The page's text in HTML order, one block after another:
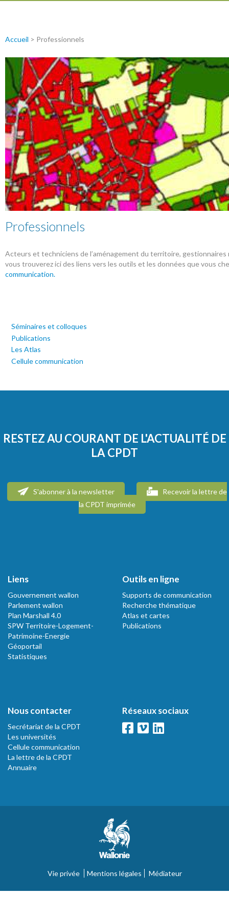
Séminaires et colloques
Publications
Les Atlas
Cellule communication
Accueil > Professionnels
Professionnels
Acteurs et techniciens de l’aménagement du territoire,
vous trouverez ici des liens vers les outils et les données que vous
communication.
RESTEZ AU COURANT DE L'ACTUALITÉ DE
LA CPDT
S'abonner à la newsletter
Recevoir la lettre de
la CPDT imprimée
Liens
Gouvernement wallon
Parlement wallon
Plan Marshall 4.0
SPW Territoire-Logement-
Patrimoine-Energie
Géoportail
Statistiques
Outils en ligne
Supports de communication
Recherche thématique
Atlas et cartes
Publications
Nous contacter
Secrétariat de la CPDT
Les universités
Cellule communication
La lettre de la CPDT
Annuaire
Réseaux sociaux
Vie privée Mentions légales Médiateur